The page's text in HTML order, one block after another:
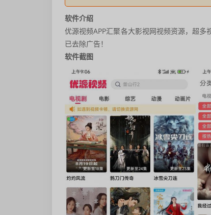
软件介绍
优源视频APP汇聚各大影视网视频资源，超多
已去除广告！
软件截图